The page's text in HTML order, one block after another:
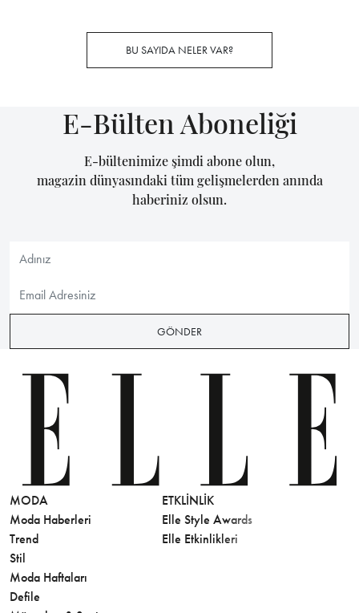
BU SAYIDA NELER VAR?
E-Bülten Aboneliği
E-bültenimize şimdi abone olun,
magazin dünyasındaki tüm gelişmelerden anında
haberiniz olsun.
GÖNDER
MODA
Moda Haberleri
Trend
Stil
Moda Haftaları
Defile
ETKLINLIK
Elle Style Awards
Elle Etkinlikleri